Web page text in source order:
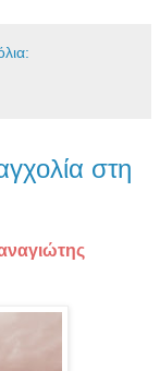
στη